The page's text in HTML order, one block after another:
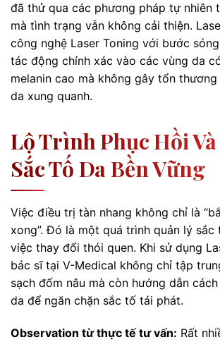
đã thử qua các phương pháp tự nhiên
mà tình trạng vẫn không cải thiện.
công nghệ Laser Toning với bước
tác động chính xác vào các vùng da
melanin cao mà không gây tổn
da xung quanh.
Lộ Trình Phục Hồi
Sắc Tố Da Bền Vững
Việc điều trị tàn nhang không chỉ là
xong”. Đó là một quá trình quản lý
việc thay đổi thói quen. Khi sử dụng
bác sĩ tại V-Medical không chỉ tập
sạch đốm nâu mà còn hướng dẫn
da để ngăn chặn sắc tố tái phát.
Observation từ thực tế tư vấn: Rất